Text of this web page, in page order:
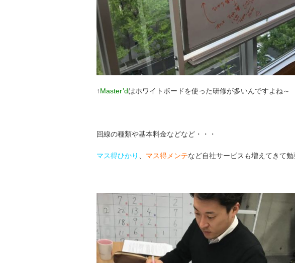
↑Master’dはホワイトボードを使った研修が多いんですよね～
回線の種類や基本料金などなど・・・
マス得ひかり 、 マス得メンテなど自社サービスも増えてきて